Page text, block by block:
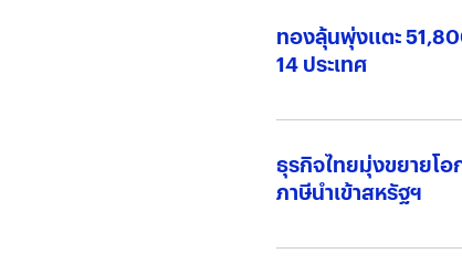
ทองลุ้นพุ่งแตะ
14 ประเทศ
ธุรกิจไทยมุ่งขยายโ
ภาษีนำเข้าสหรัฐฯ